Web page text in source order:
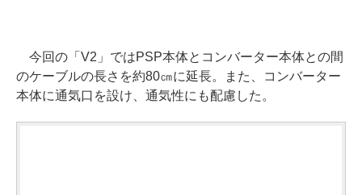
今回の「V2」ではPSP本体とコンバーター本体との間
のケーブルの長さを約80㎝に延長。また、コンバーター
本体に通気口を設け、通気性にも配慮した。